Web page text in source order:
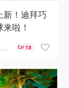
！迪拜巧
啦！
澳洲momo爱吃 13